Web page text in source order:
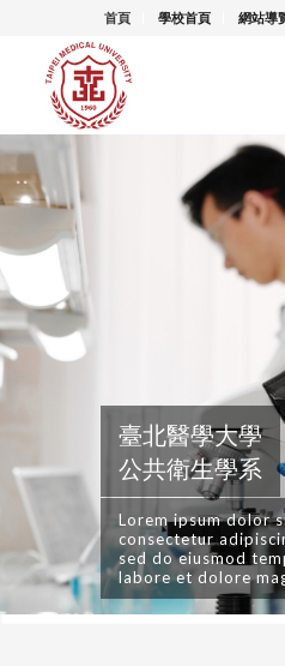
首頁 學校首頁 網站導
臺北醫學大學
公共衛生學系
Lorem ipsum dolor
consectetur
sed do eiusmod
labore et dolore